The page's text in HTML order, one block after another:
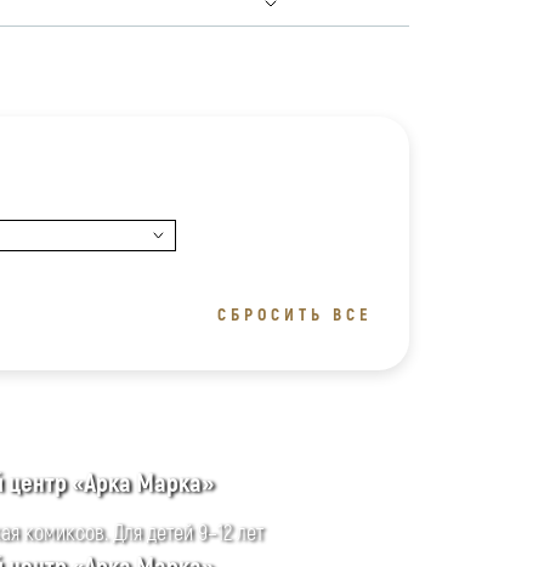
СБРОСИТЬ ВСЕ
центр «Арка Марка»
комиксов. Для детей 9–12 лет